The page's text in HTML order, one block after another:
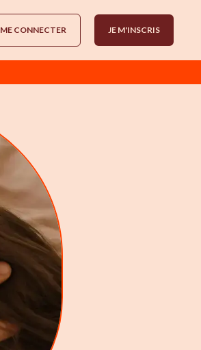
ME CONNECTER JE M'INSCRIS